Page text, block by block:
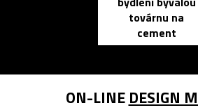
továrnu na
cement
ON-LINE DESIGN